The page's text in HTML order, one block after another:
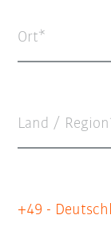
Ort
Land /
+49 -